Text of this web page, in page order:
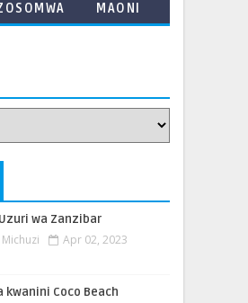
MAONI
wa Zanzibar
Apr 02, 2023
kwanini Coco Beach